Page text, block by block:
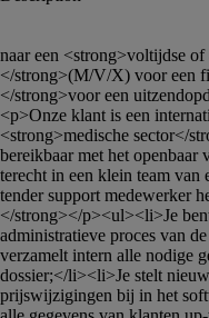
naar een <strong>voltijdse
</strong>(M/V/X) voor een
</strong>voor een
<p>Onze klant is een
<strong>medische sector</
bereikbaar met het openbaar
terecht in een klein team
tender support medewerker
</strong></p><ul><li>Je
administratieve proces van
verzamelt intern alle nodige
dossier;</li><li>Je stelt
prijswijzigingen bij in het